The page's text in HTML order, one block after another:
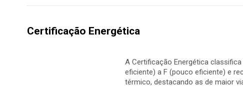
Certificação Energética
A Certificação Energética
eficiente) a F (pouco eficiente) e
térmico, destacando as de maior